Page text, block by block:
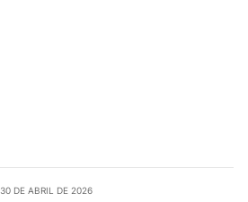
30 DE ABRIL DE 2026